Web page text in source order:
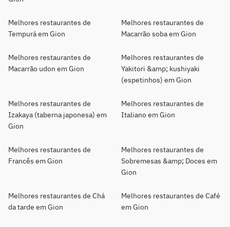
Melhores restaurantes de
Tempurá em Gion
Melhores restaurantes de
Macarrão soba em Gion
Melhores restaurantes de
Macarrão udon em Gion
Melhores restaurantes de
Yakitori &amp; kushiyaki
(espetinhos) em Gion
Melhores restaurantes de
Izakaya (taberna japonesa) em
Gion
Melhores restaurantes de
Italiano em Gion
Melhores restaurantes de
Francês em Gion
Melhores restaurantes de
Sobremesas &amp; Doces em
Gion
Melhores restaurantes de Chá
da tarde em Gion
Melhores restaurantes de Café
em Gion